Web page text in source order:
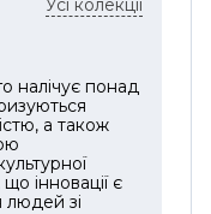
або як
добре
сніданку,
Усі колекції
налічує понад
а також
інновації є
зі